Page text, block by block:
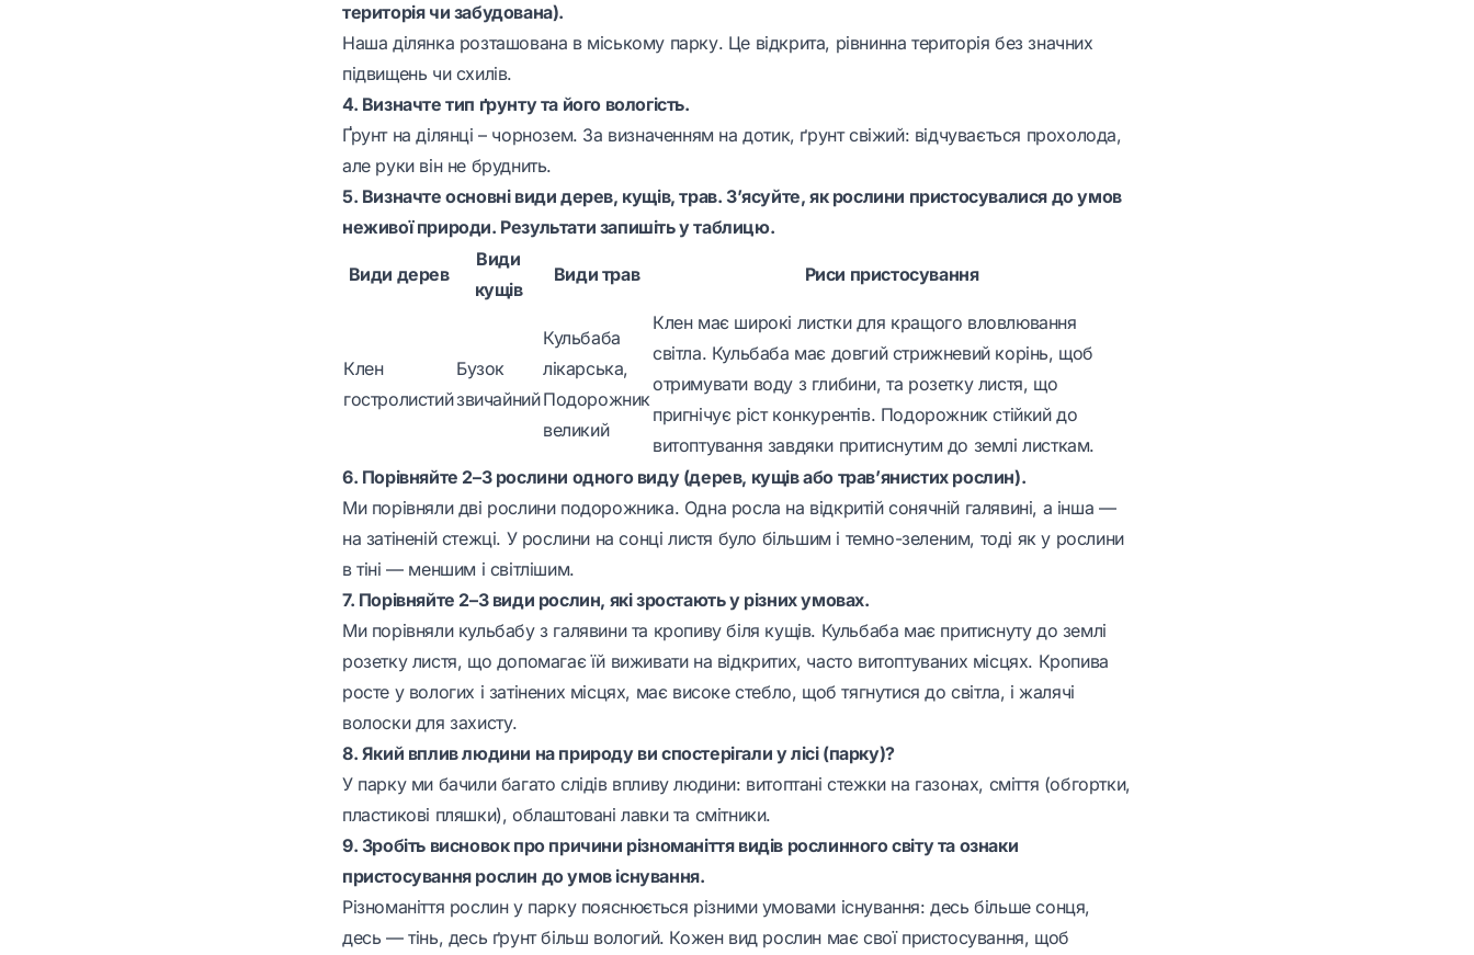
територія чи забудована).
Наша ділянка розташована в міському парку. Це відкрита, рівнинна територія без значних
підвищень чи схилів.
4. Визначте тип ґрунту та його вологість.
Ґрунт на ділянці – чорнозем. За визначенням на дотик, ґрунт свіжий: відчувається прохолода,
але руки він не бруднить.
5. Визначте основні види дерев, кущів, трав. З’ясуйте, як рослини пристосувалися до умов
неживої природи. Результати запишіть у таблицю.
Види дерев
Види
кущів
Види трав Риси пристосування
Клен
гостролистий
Бузок
звичайний
Кульбаба
лікарська,
Подорожник
великий
Клен має широкі листки для кращого вловлювання
світла. Кульбаба має довгий стрижневий корінь, щоб
отримувати воду з глибини, та розетку листя, що
пригнічує ріст конкурентів. Подорожник стійкий до
витоптування завдяки притиснутим до землі листкам.
6. Порівняйте 2–3 рослини одного виду (дерев, кущів або трав’янистих рослин).
Ми порівняли дві рослини подорожника. Одна росла на відкритій сонячній галявині, а інша —
на затіненій стежці. У рослини на сонці листя було більшим і темно-зеленим, тоді як у рослини
в тіні — меншим і світлішим.
7. Порівняйте 2–3 види рослин, які зростають у різних умовах.
Ми порівняли кульбабу з галявини та кропиву біля кущів. Кульбаба має притиснуту до землі
розетку листя, що допомагає їй виживати на відкритих, часто витоптуваних місцях. Кропива
росте у вологих і затінених місцях, має високе стебло, щоб тягнутися до світла, і жалячі
волоски для захисту.
8. Який вплив людини на природу ви спостерігали у лісі (парку)?
У парку ми бачили багато слідів впливу людини: витоптані стежки на газонах, сміття (обгортки,
пластикові пляшки), облаштовані лавки та смітники.
9. Зробіть висновок про причини різноманіття видів рослинного світу та ознаки
пристосування рослин до умов існування.
Різноманіття рослин у парку пояснюється різними умовами існування: десь більше сонця,
десь — тінь, десь ґрунт більш вологий. Кожен вид рослин має свої пристосування, щоб